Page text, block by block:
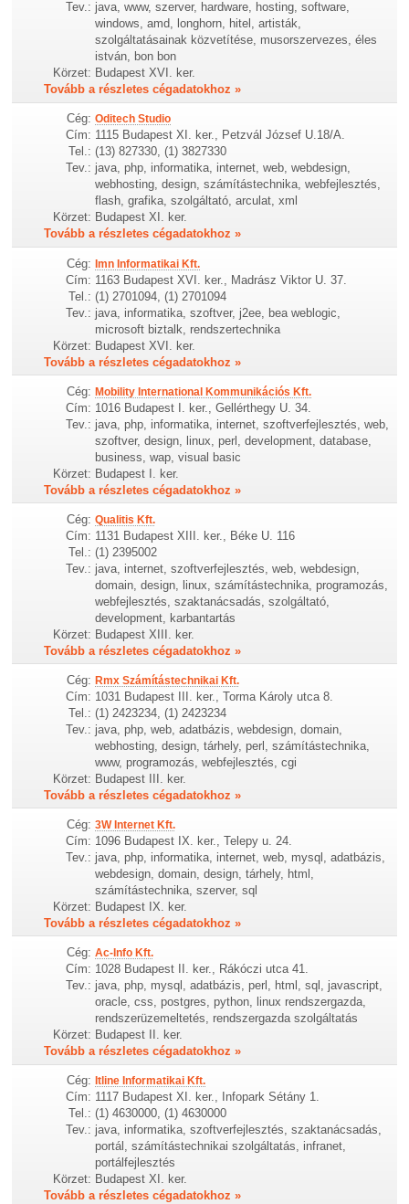
Tev.: java, www, szerver, hardware, hosting, software,
windows, amd, longhorn, hitel, artisták,
szolgáltatásainak közvetítése, musorszervezes, éles
istván, bon bon
Körzet: Budapest XVI. ker.
Tovább a részletes cégadatokhoz »
Cég: Oditech Studio
Cím: 1115 Budapest XI. ker., Petzvál József U.18/A.
Tel.: (13) 827330, (1) 3827330
Tev.: java, php, informatika, internet, web, webdesign,
webhosting, design, számítástechnika, webfejlesztés,
flash, grafika, szolgáltató, arculat, xml
Körzet: Budapest XI. ker.
Tovább a részletes cégadatokhoz »
Cég: Imn Informatikai Kft.
Cím: 1163 Budapest XVI. ker., Madrász Viktor U. 37.
Tel.: (1) 2701094, (1) 2701094
Tev.: java, informatika, szoftver, j2ee, bea weblogic,
microsoft biztalk, rendszertechnika
Körzet: Budapest XVI. ker.
Tovább a részletes cégadatokhoz »
Cég: Mobility International Kommunikációs Kft.
Cím: 1016 Budapest I. ker., Gellérthegy U. 34.
Tev.: java, php, informatika, internet, szoftverfejlesztés, web,
szoftver, design, linux, perl, development, database,
business, wap, visual basic
Körzet: Budapest I. ker.
Tovább a részletes cégadatokhoz »
Cég: Qualitis Kft.
Cím: 1131 Budapest XIII. ker., Béke U. 116
Tel.: (1) 2395002
Tev.: java, internet, szoftverfejlesztés, web, webdesign,
domain, design, linux, számítástechnika, programozás,
webfejlesztés, szaktanácsadás, szolgáltató,
development, karbantartás
Körzet: Budapest XIII. ker.
Tovább a részletes cégadatokhoz »
Cég: Rmx Számítástechnikai Kft.
Cím: 1031 Budapest III. ker., Torma Károly utca 8.
Tel.: (1) 2423234, (1) 2423234
Tev.: java, php, web, adatbázis, webdesign, domain,
webhosting, design, tárhely, perl, számítástechnika,
www, programozás, webfejlesztés, cgi
Körzet: Budapest III. ker.
Tovább a részletes cégadatokhoz »
Cég: 3W Internet Kft.
Cím: 1096 Budapest IX. ker., Telepy u. 24.
Tev.: java, php, informatika, internet, web, mysql, adatbázis,
webdesign, domain, design, tárhely, html,
számítástechnika, szerver, sql
Körzet: Budapest IX. ker.
Tovább a részletes cégadatokhoz »
Cég: Ac-Info Kft.
Cím: 1028 Budapest II. ker., Rákóczi utca 41.
Tev.: java, php, mysql, adatbázis, perl, html, sql, javascript,
oracle, css, postgres, python, linux rendszergazda,
rendszerüzemeltetés, rendszergazda szolgáltatás
Körzet: Budapest II. ker.
Tovább a részletes cégadatokhoz »
Cég: Itline Informatikai Kft.
Cím: 1117 Budapest XI. ker., Infopark Sétány 1.
Tel.: (1) 4630000, (1) 4630000
Tev.: java, informatika, szoftverfejlesztés, szaktanácsadás,
portál, számítástechnikai szolgáltatás, infranet,
portálfejlesztés
Körzet: Budapest XI. ker.
Tovább a részletes cégadatokhoz »